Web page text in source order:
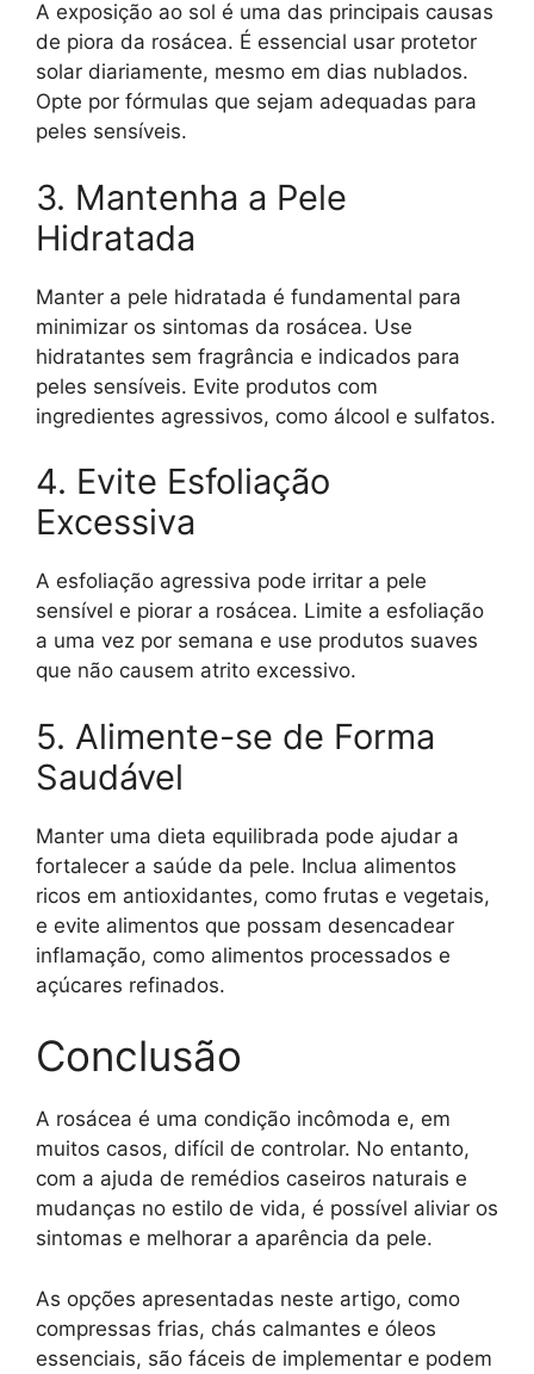
A exposição ao sol é uma das principais causas
de piora da rosácea. É essencial usar protetor
solar diariamente, mesmo em dias nublados.
Opte por fórmulas que sejam adequadas para
peles sensíveis.
3. Mantenha a Pele
Hidratada
Manter a pele hidratada é fundamental para
minimizar os sintomas da rosácea. Use
hidratantes sem fragrância e indicados para
peles sensíveis. Evite produtos com
ingredientes agressivos, como álcool e sulfatos.
4. Evite Esfoliação
Excessiva
A esfoliação agressiva pode irritar a pele
sensível e piorar a rosácea. Limite a esfoliação
a uma vez por semana e use produtos suaves
que não causem atrito excessivo.
5. Alimente-se de Forma
Saudável
Manter uma dieta equilibrada pode ajudar a
fortalecer a saúde da pele. Inclua alimentos
ricos em antioxidantes, como frutas e vegetais,
e evite alimentos que possam desencadear
inflamação, como alimentos processados e
açúcares refinados.
Conclusão
A rosácea é uma condição incômoda e, em
muitos casos, difícil de controlar. No entanto,
com a ajuda de remédios caseiros naturais e
mudanças no estilo de vida, é possível aliviar os
sintomas e melhorar a aparência da pele.
As opções apresentadas neste artigo, como
compressas frias, chás calmantes e óleos
essenciais, são fáceis de implementar e podem